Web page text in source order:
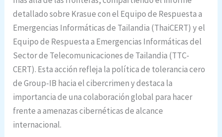
detallado sobre Krasue con el Equipo de Respuesta a
Emergencias Informáticas de Tailandia (ThaiCERT) y el
Equipo de Respuesta a Emergencias Informáticas del
Sector de Telecomunicaciones de Tailandia (TTC-
CERT). Esta acción refleja la política de tolerancia cero
de Group-IB hacia el cibercrimen y destaca la
importancia de una colaboración global para hacer
frente a amenazas cibernéticas de alcance
internacional.